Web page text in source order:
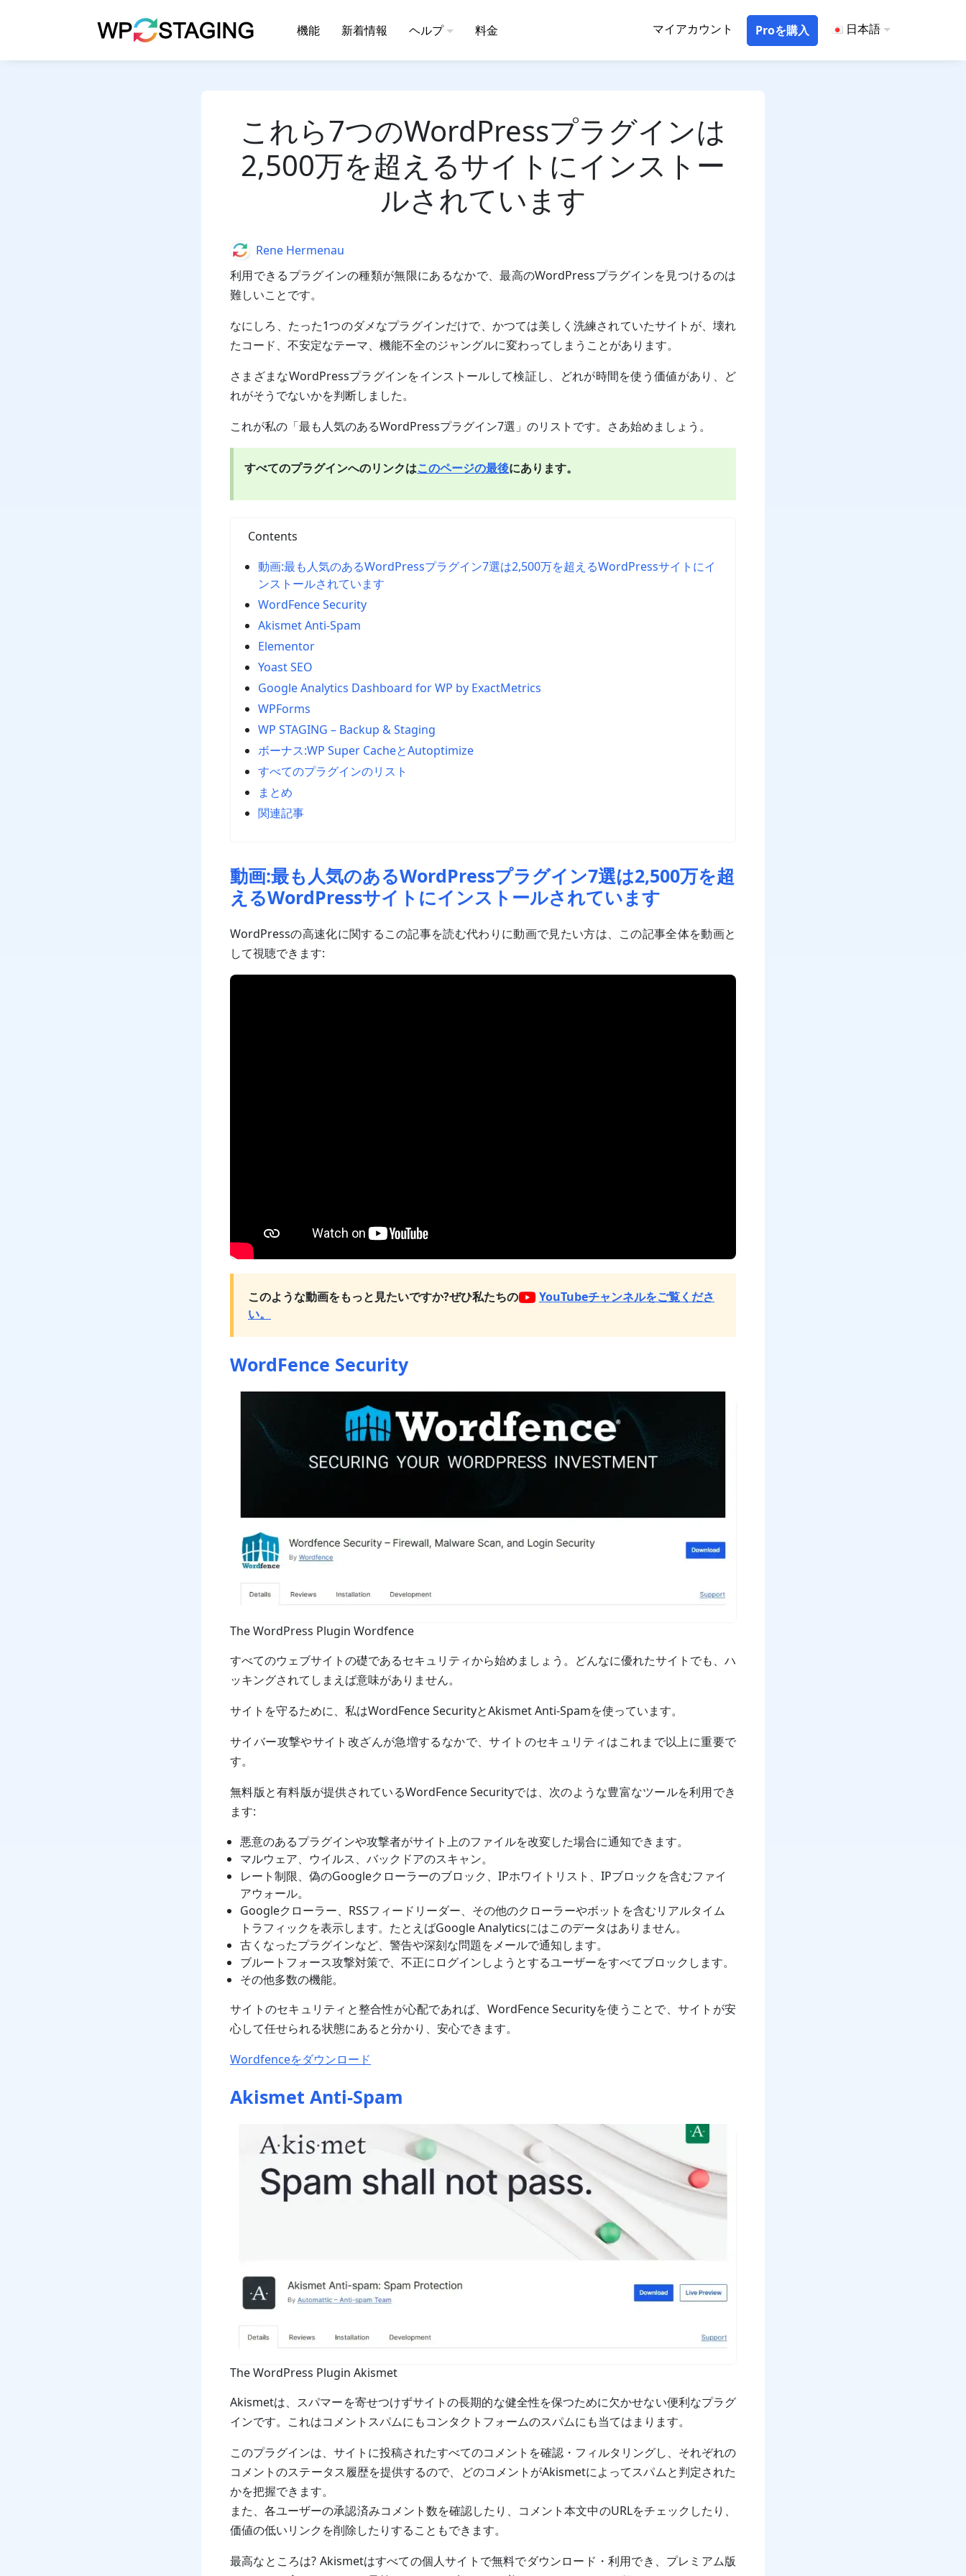
機能 新着情報 ヘルプ 料金 マイアカウント Proを購入 日本語
これら7つのWordPressプラグインは
2,500万を超えるサイトにインストー
ルされています
利用できるプラグインの種類が無限にあるなかで、最高のWordPressプラグインを見つけるのは
難しいことです。
なにしろ、たった1つのダメなプラグインだけで、かつては美しく洗練されていたサイトが、壊れ
たコード、不安定なテーマ、機能不全のジャングルに変わってしまうことがあります。
さまざまなWordPressプラグインをインストールして検証し、どれが時間を使う価値があり、ど
れがそうでないかを判断しました。
これが私の「最も人気のあるWordPressプラグイン7選」のリストです。さあ始めましょう。
すべてのプラグインへのリンクはこのページの最後にあります。
Contents
動画:最も人気のあるWordPressプラグイン7選は2,500万を超えるWordPressサイトにイ
ンストールされています
WordFence Security
Akismet Anti-Spam
Elementor
Yoast SEO
Google Analytics Dashboard for WP by ExactMetrics
WPForms
WP STAGING – Backup & Staging
ボーナス:WP Super CacheとAutoptimize
すべてのプラグインのリスト
まとめ
関連記事
動画:最も人気のあるWordPressプラグイン7選は2,500万を超
えるWordPressサイトにインストールされています
WordPressの高速化に関するこの記事を読む代わりに動画で見たい方は、この記事全体を動画と
して視聴できます:
このような動画をもっと見たいですか?ぜひ私たちの
YouTubeチャンネルをご覧くださ
い。
WordFence Security
The WordPress Plugin Wordfence
すべてのウェブサイトの礎であるセキュリティから始めましょう。どんなに優れたサイトでも、ハ
ッキングされてしまえば意味がありません。
サイトを守るために、私はWordFence SecurityとAkismet Anti-Spamを使っています。
サイバー攻撃やサイト改ざんが急増するなかで、サイトのセキュリティはこれまで以上に重要で
す。
無料版と有料版が提供されているWordFence Securityでは、次のような豊富なツールを利用でき
ます:
悪意のあるプラグインや攻撃者がサイト上のファイルを改変した場合に通知できます。
マルウェア、ウイルス、バックドアのスキャン。
レート制限、偽のGoogleクローラーのブロック、IPホワイトリスト、IPブロックを含むファイ
アウォール。
Googleクローラー、RSSフィードリーダー、その他のクローラーやボットを含むリアルタイム
トラフィックを表示します。たとえばGoogle Analyticsにはこのデータはありません。
古くなったプラグインなど、警告や深刻な問題をメールで通知します。
ブルートフォース攻撃対策で、不正にログインしようとするユーザーをすべてブロックします。
その他多数の機能。
サイトのセキュリティと整合性が心配であれば、WordFence Securityを使うことで、サイトが安
心して任せられる状態にあると分かり、安心できます。
Wordfenceをダウンロード
Akismet Anti-Spam
The WordPress Plugin Akismet
Akismetは、スパマーを寄せつけずサイトの長期的な健全性を保つために欠かせない便利なプラグ
インです。これはコメントスパムにもコンタクトフォームのスパムにも当てはまります。
このプラグインは、サイトに投稿されたすべてのコメントを確認・フィルタリングし、それぞれの
コメントのステータス履歴を提供するので、どのコメントがAkismetによってスパムと判定された
かを把握できます。
また、各ユーザーの承認済みコメント数を確認したり、コメント本文中のURLをチェックしたり、
価値の低いリンクを削除したりすることもできます。
最高なところは? Akismetはすべての個人サイトで無料でダウンロード・利用でき、プレミアム版
AuthorRene Hermenau